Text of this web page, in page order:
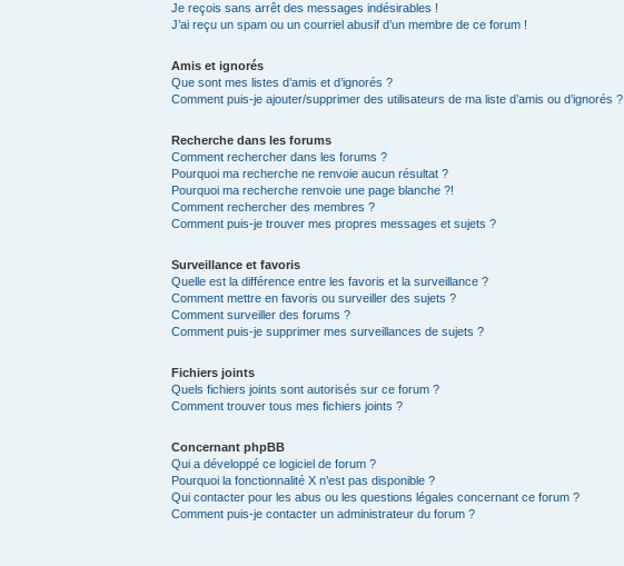
Je reçois sans arrêt des messages indésirables !
J’ai reçu un spam ou un courriel abusif d’un membre de ce forum !
Amis et ignorés
Que sont mes listes d’amis et d’ignorés ?
Comment puis-je ajouter/supprimer des utilisateurs de ma liste d’amis ou d’ignorés ?
Recherche dans les forums
Comment rechercher dans les forums ?
Pourquoi ma recherche ne renvoie aucun résultat ?
Pourquoi ma recherche renvoie une page blanche ?!
Comment rechercher des membres ?
Comment puis-je trouver mes propres messages et sujets ?
Surveillance et favoris
Quelle est la différence entre les favoris et la surveillance ?
Comment mettre en favoris ou surveiller des sujets ?
Comment surveiller des forums ?
Comment puis-je supprimer mes surveillances de sujets ?
Fichiers joints
Quels fichiers joints sont autorisés sur ce forum ?
Comment trouver tous mes fichiers joints ?
Concernant phpBB
Qui a développé ce logiciel de forum ?
Pourquoi la fonctionnalité X n’est pas disponible ?
Qui contacter pour les abus ou les questions légales concernant ce forum ?
Comment puis-je contacter un administrateur du forum ?